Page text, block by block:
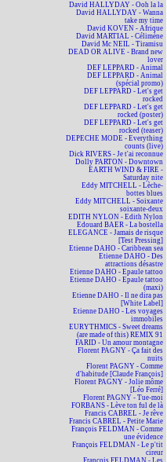
David HALLYDAY - Ooh la la
David HALLYDAY - Wanna
take my time
David KOVEN - Afrique
David MARTIAL - Célimène
David Mc NEIL - Tiramisu
DEAD OR ALIVE - Brand new
lover
DEF LEPPARD - Animal
DEF LEPPARD - Animal
(spécial promo)
DEF LEPPARD - Let's get
rocked
DEF LEPPARD - Let's get
rocked (poster)
DEF LEPPARD - Let's get
rocked (teaser)
DEPECHE MODE - Everything
counts (live)
Dick RIVERS - Je t'ai reconnue
Dolly PARTON - Downtown
EARTH WIND & FIRE -
Saturday nite
Eddy MITCHELL - Lèche-
bottes blues
Eddy MITCHELL - Soixante
soixante-deux
EDITH NYLON - Edith Nylon
Edouard BAER - La bostella
ELEGANCE - Jamais de risque
[Test Pressing]
Etienne DAHO - Caribbean sea
Etienne DAHO - Des
attractions désastre
Etienne DAHO - Epaule tattoo
Etienne DAHO - Epaule tattoo
(maxi)
Etienne DAHO - Il ne dira pas
[White Label]
Etienne DAHO - Les voyages
immobiles
EURYTHMICS - Sweet dreams
(are made of this) REMIX 91
FARID - Un amour montagne
Florent PAGNY - Ça fait des
nuits
Florent PAGNY - Comme
d'habitude [Claude François]
Florent PAGNY - Jolie môme
[Léo Ferré]
Florent PAGNY - Tue-moi
FORBANS - Lève ton ful de là
Francis CABREL - Je rêve
Francis CABREL - Petite Marie
François FELDMAN - Comme
une évidence
François FELDMAN - Le p'tit
cireur
François FELDMAN - Les